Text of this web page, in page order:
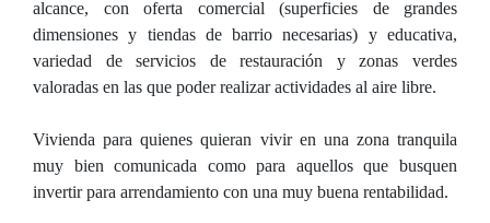
alcance, con oferta comercial (superficies de grandes
dimensiones y tiendas de barrio necesarias) y educativa,
variedad de servicios de restauración y zonas verdes
valoradas en las que poder realizar actividades al aire libre.
Vivienda para quienes quieran vivir en una zona tranquila
muy bien comunicada como para aquellos que busquen
invertir para arrendamiento con una muy buena rentabilidad.